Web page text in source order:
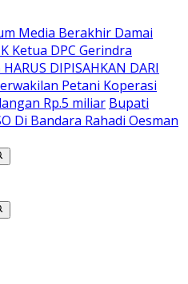
Media Berakhir Damai
Ketua DPC Gerindra
DIPISAHKAN DARI
Petani Koperasi
Rp.5 miliar Bupati
Di Bandara Rahadi Oesman